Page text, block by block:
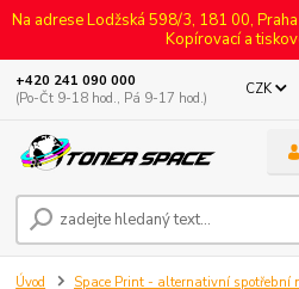
Na adrese Lodžská 598/3, 181 00,
Kopírovací a
CZK
+420 241 090 000
(Po-Čt 9-18 hod., Pá 9-17 hod.)
Úvod
Space Print - alternativní spotřební